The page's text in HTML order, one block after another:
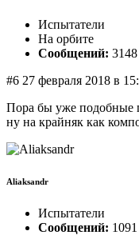
Испытатели
На орбите
Сообщений: 3148
#6 27 февраля 2018 в
Пора бы уже подобные
ну на крайняк как
Aliaksandr
Испытатели
Сообщений: 1091